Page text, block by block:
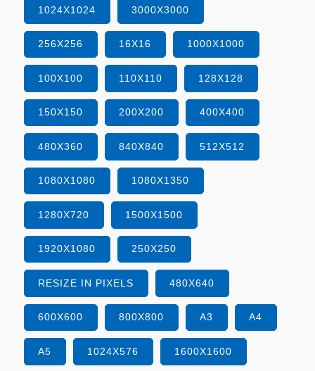
1024X1024 3000X3000
256X256 16X16 1000X1000
100X100 110X110 128X128
150X150 200X200 400X400
480X360 840X840 512X512
1080X1080 1080X1350
1280X720 1500X1500
1920X1080 250X250
RESIZE IN PIXELS 480X640
600X600 800X800 A3 A4
A5 1024X576 1600X1600